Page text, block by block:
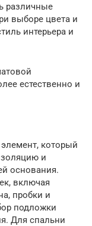
различные
выборе цвета и
интерьера и
естественно и
который
и
основания.
включая
пробки и
подложки
Для спальни